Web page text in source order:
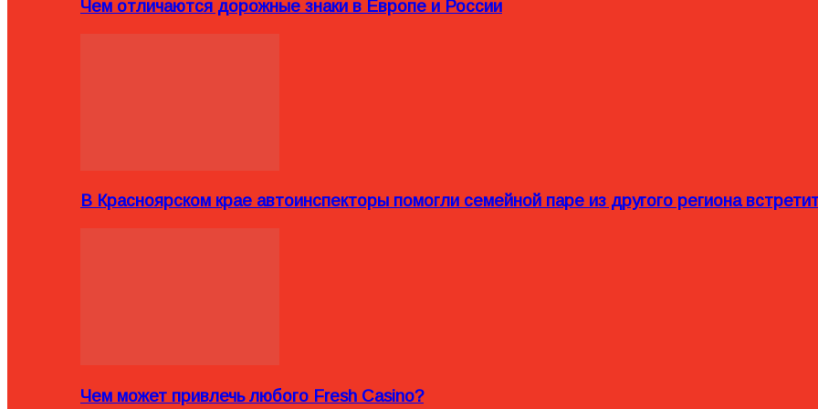
Чем отличаются дорожные знаки в Европе и России
В Красноярском крае автоинспекторы помогли семейной паре из другого региона
Чем может привлечь любого Fresh Casino?